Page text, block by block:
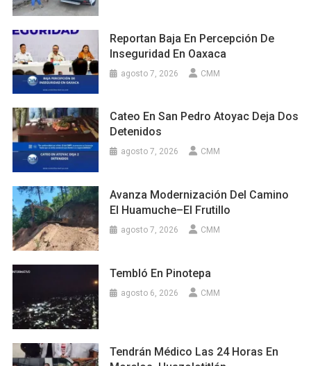
Reportan Baja En Percepción De
Inseguridad En Oaxaca
agosto 7, 2026 CMM
Cateo En San Pedro Atoyac Deja Dos
Detenidos
agosto 7, 2026 CMM
Avanza Modernización Del Camino
El Huamuche–El Frutillo
agosto 7, 2026 CMM
Tembló En Pinotepa
agosto 6, 2026 CMM
Tendrán Médico Las 24 Horas En